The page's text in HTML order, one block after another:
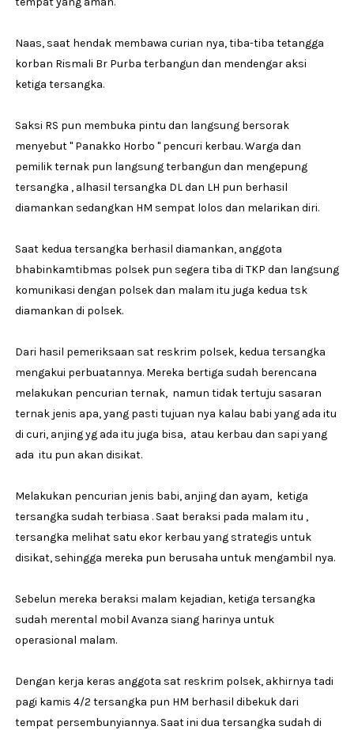
Naas, saat hendak membawa curian nya, tiba-tiba tetangga
korban Rismali Br Purba terbangun dan mendengar aksi
ketiga tersangka.
Saksi RS pun membuka pintu dan langsung bersorak
menyebut " Panakko Horbo " pencuri kerbau. Warga dan
pemilik ternak pun langsung terbangun dan mengepung
tersangka , alhasil tersangka DL dan LH pun berhasil
diamankan sedangkan HM sempat lolos dan melarikan diri.
Saat kedua tersangka berhasil diamankan, anggota
bhabinkamtibmas polsek pun segera tiba di TKP dan langsung
komunikasi dengan polsek dan malam itu juga kedua tsk
diamankan di polsek.
Dari hasil pemeriksaan sat reskrim polsek, kedua tersangka
mengakui perbuatannya. Mereka bertiga sudah berencana
melakukan pencurian ternak, namun tidak tertuju sasaran
ternak jenis apa, yang pasti tujuan nya kalau babi yang ada itu
di curi, anjing yg ada itu juga bisa, atau kerbau dan sapi yang
ada itu pun akan disikat.
Melakukan pencurian jenis babi, anjing dan ayam, ketiga
tersangka sudah terbiasa . Saat beraksi pada malam itu ,
tersangka melihat satu ekor kerbau yang strategis untuk
disikat, sehingga mereka pun berusaha untuk mengambil nya.
Sebelun mereka beraksi malam kejadian, ketiga tersangka
sudah merental mobil Avanza siang harinya untuk
operasional malam.
Dengan kerja keras anggota sat reskrim polsek, akhirnya tadi
pagi kamis 4/2 tersangka pun HM berhasil dibekuk dari
tempat persembunyiannya. Saat ini dua tersangka sudah di